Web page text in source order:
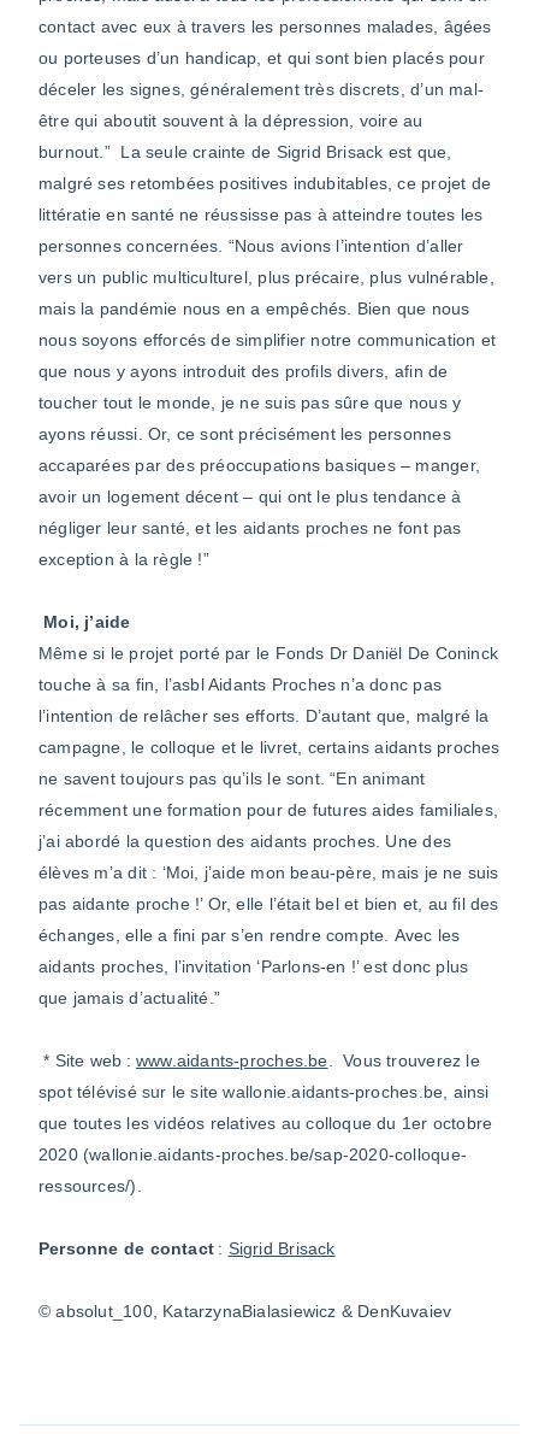
contact avec eux à travers les personnes malades, âgées
ou porteuses d’un handicap, et qui sont bien placés pour
déceler les signes, généralement très discrets, d’un mal-
être qui aboutit souvent à la dépression, voire au
burnout.” La seule crainte de Sigrid Brisack est que,
malgré ses retombées positives indubitables, ce projet de
littératie en santé ne réussisse pas à atteindre toutes les
personnes concernées. “Nous avions l’intention d’aller
vers un public multiculturel, plus précaire, plus vulnérable,
mais la pandémie nous en a empêchés. Bien que nous
nous soyons efforcés de simplifier notre communication et
que nous y ayons introduit des profils divers, afin de
toucher tout le monde, je ne suis pas sûre que nous y
ayons réussi. Or, ce sont précisément les personnes
accaparées par des préoccupations basiques – manger,
avoir un logement décent – qui ont le plus tendance à
négliger leur santé, et les aidants proches ne font pas
exception à la règle !”
Moi, j’aide
Même si le projet porté par le Fonds Dr Daniël De Coninck
touche à sa fin, l’asbl Aidants Proches n’a donc pas
l’intention de relâcher ses efforts. D’autant que, malgré la
campagne, le colloque et le livret, certains aidants proches
ne savent toujours pas qu’ils le sont. “En animant
récemment une formation pour de futures aides familiales,
j’ai abordé la question des aidants proches. Une des
élèves m’a dit : ‘Moi, j’aide mon beau-père, mais je ne suis
pas aidante proche !’ Or, elle l’était bel et bien et, au fil des
échanges, elle a fini par s’en rendre compte. Avec les
aidants proches, l’invitation ‘Parlons-en !’ est donc plus
que jamais d’actualité.”
* Site web : www.aidants-proches.be .Vous trouverez le
spot télévisé sur le site wallonie.aidants-proches.be, ainsi
que toutes les vidéos relatives au colloque du 1er octobre
2020 (wallonie.aidants-proches.be/sap-2020-colloque-
ressources/).
Personne de contact : Sigrid Brisack
© absolut_100, KatarzynaBialasiewicz & DenKuvaiev